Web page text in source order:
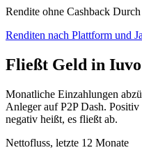
Rendite ohne Cashback Durch
Renditen nach Plattform und
Fließt Geld in
Monatliche Einzahlungen
Anleger auf P2P Dash.
negativ heißt, es fließt ab.
Nettofluss, letzte 12 Monate